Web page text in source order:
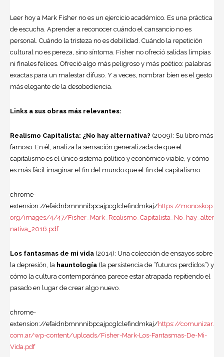
Leer hoy a Mark Fisher no es un ejercicio académico. Es una práctica
de escucha. Aprender a reconocer cuándo el cansancio no es
personal. Cuándo la tristeza no es debilidad. Cuándo la repetición
cultural no es pereza, sino síntoma. Fisher no ofreció salidas limpias
ni finales felices. Ofreció algo más peligroso y más poético: palabras
exactas para un malestar difuso. Y a veces, nombrar bien es el gesto
más elegante de la desobediencia.
Links a sus obras más relevantes:
Realismo Capitalista: ¿No hay alternativa? (2009): Su libro más
famoso. En él, analiza la sensación generalizada de que el
capitalismo es el único sistema político y económico viable, y cómo
es más fácil imaginar el fin del mundo que el fin del capitalismo.
chrome-
extension://efaidnbmnnnibpcajpcglclefindmkaj/https://monoskop.
org/images/4/47/Fisher_Mark_Realismo_Capitalista_No_hay_alter
nativa_2016.pdf
Los fantasmas de mi vida (2014): Una colección de ensayos sobre
la depresión, la hauntología (la persistencia de “futuros perdidos”) y
cómo la cultura contemporánea parece estar atrapada repitiendo el
pasado en lugar de crear algo nuevo.
chrome-
extension://efaidnbmnnnibpcajpcglclefindmkaj/https://comunizar.
com.ar/wp-content/uploads/Fisher-Mark-Los-Fantasmas-De-Mi-
Vida.pdf